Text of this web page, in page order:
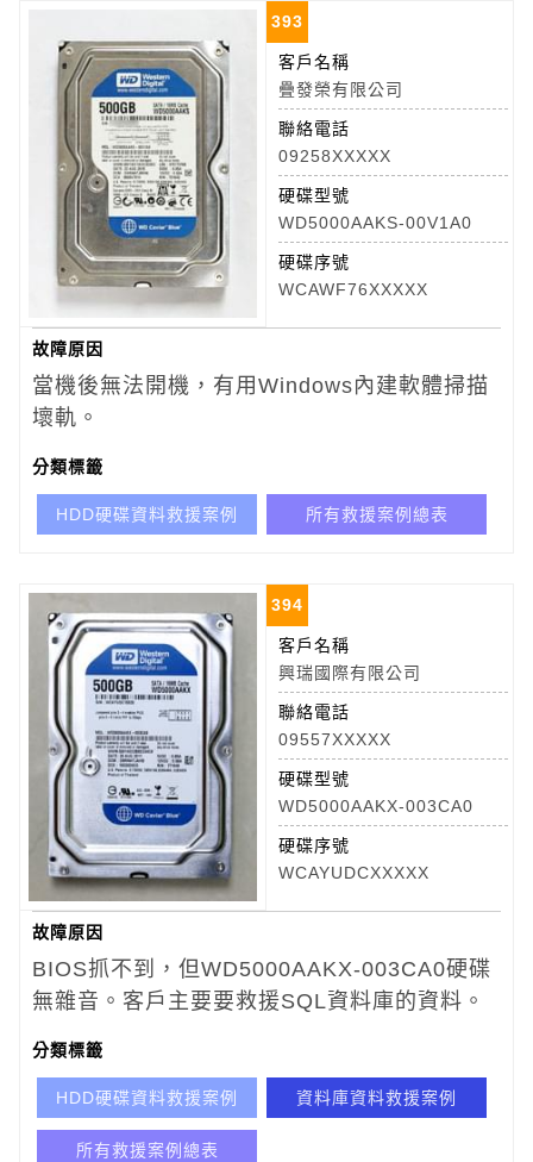
393
客戶名稱
疊發榮有限公司
聯絡電話
09258XXXXX
硬碟型號
WD5000AAKS-00V1A0
硬碟序號
WCAWF76XXXXX
故障原因
當機後無法開機，有用Windows內建軟體掃描
壞軌。
分類標籤
HDD硬碟資料救援案例 所有救援案例總表
394
客戶名稱
興瑞國際有限公司
聯絡電話
09557XXXXX
硬碟型號
WD5000AAKX-003CA0
硬碟序號
WCAYUDCXXXXX
故障原因
BIOS抓不到，但WD5000AAKX-003CA0硬碟
無雜音。客戶主要要救援SQL資料庫的資料。
分類標籤
HDD硬碟資料救援案例 資料庫資料救援案例
所有救援案例總表